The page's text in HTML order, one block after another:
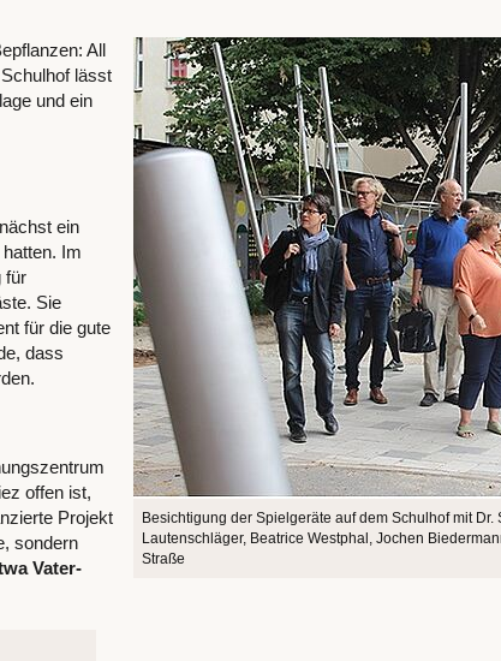
Besichtigung der Spielgeräte auf dem Schulhof mit
Lautenschläger, Beatrice Westphal, Jochen
Straße
All
lässt
und ein
ein
Im
für
Sie
für die gute
dass
offen ist,
Projekt
sondern
Vater-